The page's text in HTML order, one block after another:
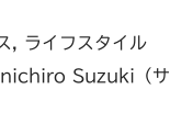
, ライフスタイル
Suzuki（サ